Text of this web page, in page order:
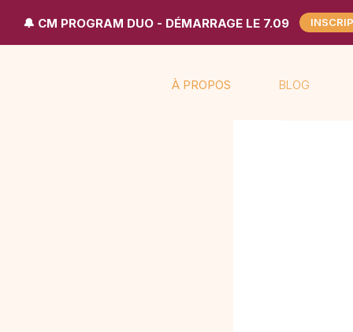
🔔 CM PROGRAM DUO - DÉMARRAGE LE 7.09
À PROPOS BLOG